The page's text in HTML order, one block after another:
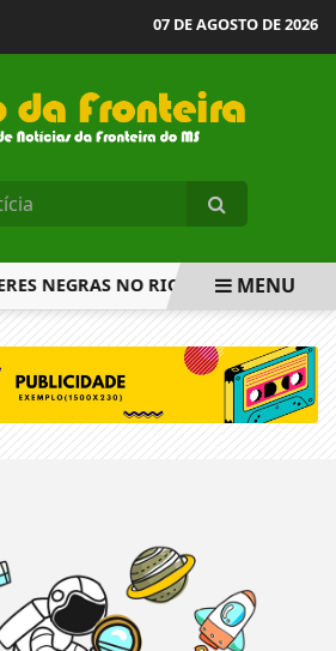
07 DE AGOSTO DE 2026
NEGRAS NO RIO CÂMARA
MENU